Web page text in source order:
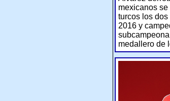
mexicanos
turcos los
2016 y
medallero de